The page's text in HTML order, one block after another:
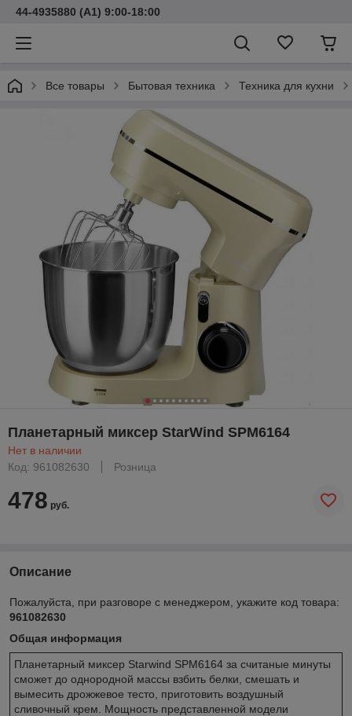
44-4935880 (A1) 9:00-18:00
Все товары Бытовая техника Техника для кухни
Планетарный миксер StarWind SPM6164
Нет в наличии
Код: 961082630
Розница
478 руб.
Описание
Пожалуйста, при разговоре с менеджером, укажите код товара:
961082630
Общая информация
Планетарный миксер Starwind SPM6164 за считаные минуты
сможет до однородной массы взбить белки, смешать и
вымесить дрожжевое тесто, приготовить воздушный
сливочный крем. Мощность представленной модели